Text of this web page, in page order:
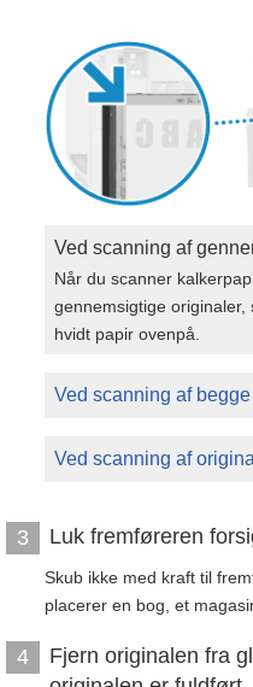
Ved scanning af
Når du scanner
gennemsigtige
hvidt papir ovenpå.
Ved scanning af
Ved scanning af
3 Luk fremføreren
Skub ikke med kraft til
placerer en bog, et
4
Fjern originalen fra